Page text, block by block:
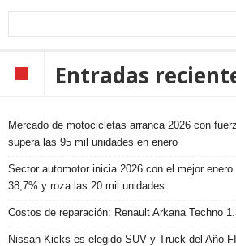
Entradas
Mercado de motocicletas arranca 2026 con
supera las 95 mil unidades en enero
Sector automotor inicia 2026 con el mejor
38,7% y roza las 20 mil unidades
Costos de reparación: Renault Arkana Techno
Nissan Kicks es elegido SUV y Truck del Año